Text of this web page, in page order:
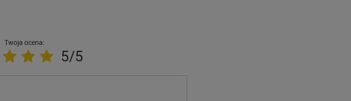
Twoja ocena:
5/5